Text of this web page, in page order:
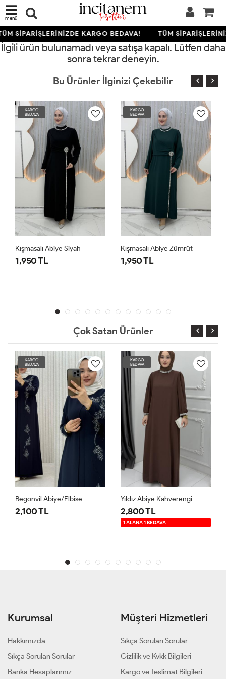
menü
SİPARİŞLERİNİZDE KARGO BEDAVA! TÜM
İlgili ürün bulunamadı veya satışa kapalı. Lütfen daha
sonra tekrar deneyin.
Bu Ürünler İlginizi Çekebilir
KARGO
BEDAVA
Kışmasalı Abiye Siyah
1,950 TL
KARGO
BEDAVA
Kışmasalı Abiye Zümrüt
1,950 TL
Çok Satan Ürünler
KARGO
BEDAVA
Begonvil Abiye/Elbise
2,100 TL
KARGO
BEDAVA
Yıldız Abiye Kahverengi
2,800 TL
1 ALANA 1 BEDAVA
Kurumsal
Hakkımızda
Sıkça Sorulan Sorular
Banka Hesaplarımız
Müşteri Hizmetleri
Sıkça Sorulan Sorular
Gizlilik ve Kvkk Bilgileri
Kargo ve Teslimat Bilgileri